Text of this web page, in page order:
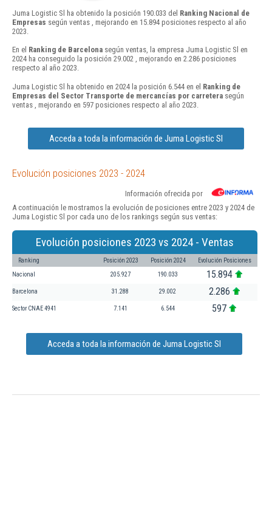
Juma Logistic Sl ha obtenido la posición 190.033 del Ranking Nacional de
Empresas según ventas , mejorando en 15.894 posiciones respecto al año
2023.
En el Ranking de Barcelona según ventas, la empresa Juma Logistic Sl en
2024 ha conseguido la posición 29.002 , mejorando en 2.286 posiciones
respecto al año 2023.
Juma Logistic Sl ha obtenido en 2024 la posición 6.544 en el Ranking de
Empresas del Sector Transporte de mercancías por carretera según
ventas , mejorando en 597 posiciones respecto al año 2023.
Acceda a toda la información de Juma Logistic Sl
Evolución posiciones 2023 - 2024
Información ofrecida por
A continuación le mostramos la evolución de posiciones entre 2023 y 2024 de
Juma Logistic Sl por cada uno de los rankings según sus ventas:
Evolución posiciones 2023 vs 2024 - Ventas
Ranking Posición 2023 Posición 2024 Evolución Posiciones
Nacional 205.927 190.033 15.894
Barcelona 31.288 29.002 2.286
Sector CNAE 4941 7.141 6.544 597
Acceda a toda la información de Juma Logistic Sl